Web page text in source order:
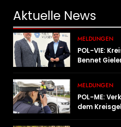
Aktuelle News
MELDUNGEN
POL-VIE:
Bennet
MELDUNGEN
POL-ME:
dem